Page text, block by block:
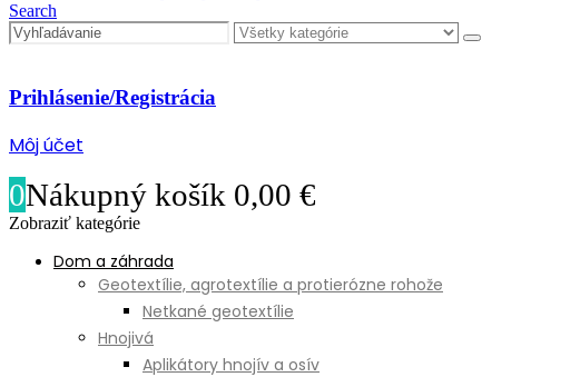
Search
Prihlásenie/Registrácia
Môj účet
0Nákupný košík 0,00 €
Zobraziť kategórie
Dom a záhrada
Geotextílie, agrotextílie a protierózne rohože
Netkané geotextílie
Hnojivá
Aplikátory hnojív a osív